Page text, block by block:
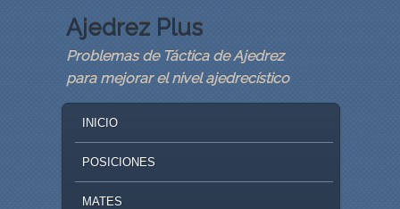
Ajedrez Plus
Problemas de Táctica de Ajedrez
para mejorar el nivel ajedrecístico
SKIP TO PRIMARY CONTENT
SKIP TO SECONDARY CONTENT
INICIO
POSICIONES
MATES